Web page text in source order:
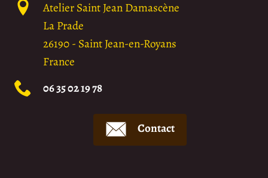
Atelier Saint Jean Damascène
La Prade
26190- Saint Jean-en-Royans
France
06 35 02 19 78
Contact